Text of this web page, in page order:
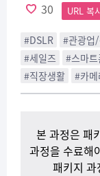
30 URL 복
#DSLR #관광업
#세일즈
#스마트
#직장생활
#카
본 과정은 패
과정을 수료해
패키지